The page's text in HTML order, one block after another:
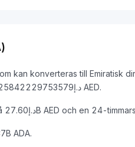
kan konverteras till Emiratisk
växelkursen är 1 ADA = د.إ0.7425842229753579 AED.
ADA.